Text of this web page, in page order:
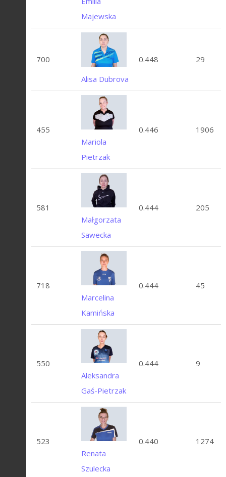
Majewska
700
Alisa Dubrova
0.448 29
455
Mariola
Pietrzak
0.446 1906
581
Małgorzata
Sawecka
0.444 205
718
Marcelina
Kamińska
0.444 45
550
Aleksandra
Gaś-Pietrzak
0.444 9
523
Renata
Szulecka
0.440 1274